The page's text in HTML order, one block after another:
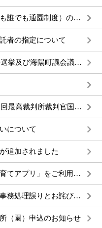
特定乳児等通園支援事業者（こども誰でも通園制度）の告示について
者の指定について
【令和8年4月26日執行】海陽町長選挙及び海陽町議会議員一般選挙のお知らせ
第51回衆議院議員総選挙及び第27回最高裁判所裁判官国民審査のお知らせ
について
追加されました
母子手帳アプリ「すくすく海陽子育てアプリ」をご利用ください
国民健康保険税の口座振替に係る事務処理誤りとお詫びについて
（園）申込のお知らせ